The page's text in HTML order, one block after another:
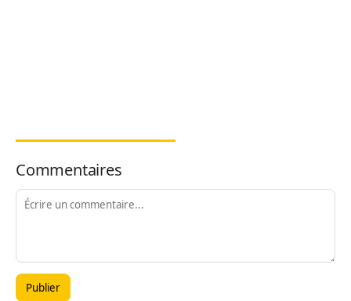
Commentaires
Publier